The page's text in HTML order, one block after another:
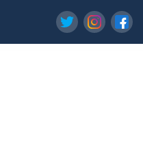
Sağlık Bakanlığı